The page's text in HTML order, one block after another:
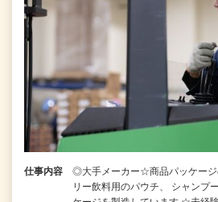
仕事内容
◎大手メーカー☆商品パッケー
リー飲料用のパウチ、 シャンプ